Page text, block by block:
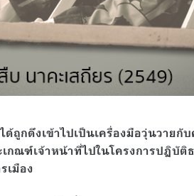
ถูกดึงเข้าไปเป็นเครื่องมือวุ่นวายกั
กณฑ์เจ้าหน้าที่ไปในโครงการปฏิบัติ
เมือง